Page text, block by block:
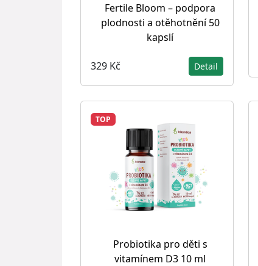
Fertile Bloom – podpora
plodnosti a otěhotnění 50
kapslí
329 Kč Detail
TOP
Probiotika pro děti s
vitamínem D3 10 ml